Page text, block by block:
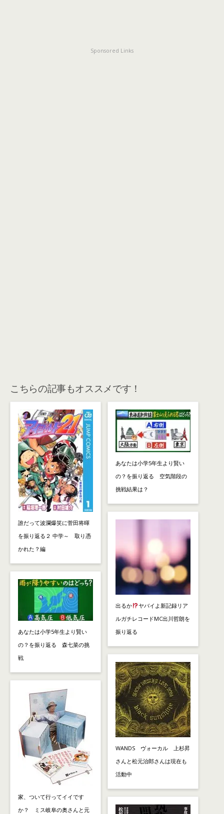
Sponsored Links
こちらの記事もオススメです！
誰だって波瀾爆笑に菅田将暉
を振り返る２ 中学～ 取り憑
かれた？編
あなたは小学5年生より賢い
の？を振り返る 森七菜の挑
戦
家、ついて行ってイイです
か？ ミス岐阜の奥さんと元
あなたは小学5年生より賢い
の？を振り返る 空気階段の
挑戦結果は？
出るか
ヤバイよ新記録リア
ルガチレコードMC出川哲朗を
振り返る
WANDS ヴォーカル 上杉昇
さんと松元治郎さんは現在も
活動中